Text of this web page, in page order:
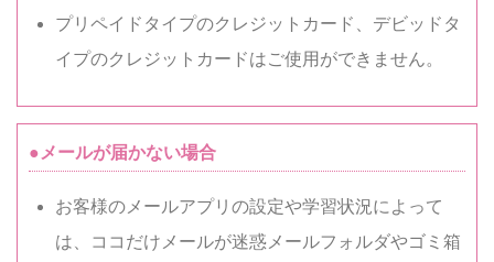
プリペイドタイプのクレジットカード、デビッドタ
イプのクレジットカードはご使用ができません。
●メールが届かない場合
お客様のメールアプリの設定や学習状況によって
は、ココだけメールが迷惑メールフォルダやゴミ箱